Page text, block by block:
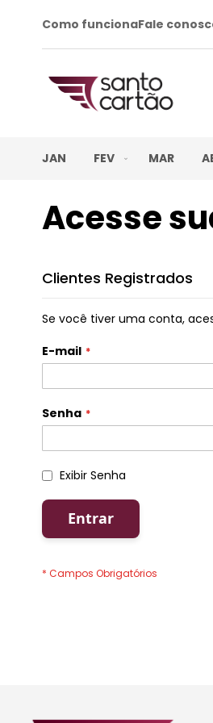
Como funcionaFale
JAN FEV MAR
Acesse
Clientes Registrados
Se você tiver uma conta,
E-mail
Senha
Exibir Senha
Entrar